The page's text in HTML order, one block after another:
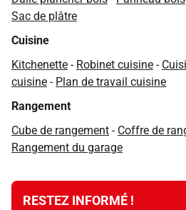
Sac de plâtre
Cuisine
Kitchenette - Robinet cuisine -
cuisine - Plan de travail cuisine
Rangement
Cube de rangement - Coffre de
Rangement du garage
RESTEZ INFORMÉ !